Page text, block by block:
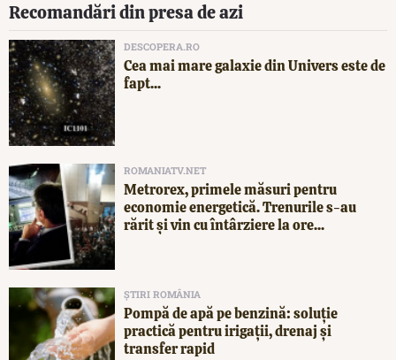
Recomandări din presa de azi
DESCOPERA.RO
Cea mai mare galaxie din Univers este de
fapt...
ROMANIATV.NET
Metrorex, primele măsuri pentru
economie energetică. Trenurile s-au
rărit și vin cu întârziere la ore...
ȘTIRI ROMÂNIA
Pompă de apă pe benzină: soluție
practică pentru irigații, drenaj și
transfer rapid